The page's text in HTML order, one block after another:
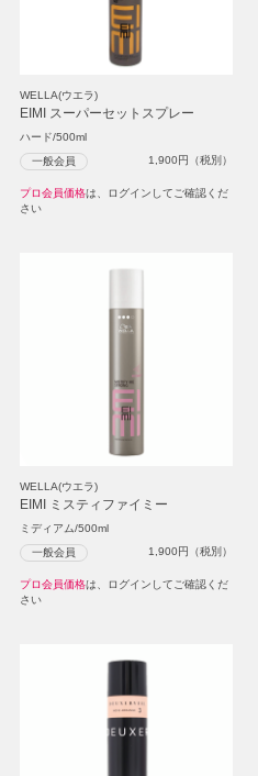
WELLA(ウエラ)
EIMI スーパーセットスプレー
ハード/500ml
一般会員 1,900円（税別）
プロ会員価格は、ログインしてご確認くだ
さい
WELLA(ウエラ)
EIMI ミスティファイミー
ミディアム/500ml
一般会員 1,900円（税別）
プロ会員価格は、ログインしてご確認くだ
さい